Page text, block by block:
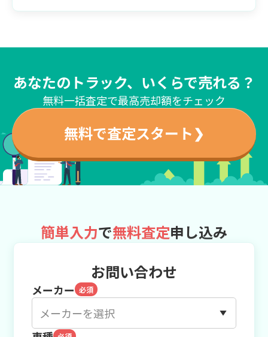
あなたのトラック、いくらで売れる？
無料一括査定で最高売却額をチェック
無料で査定スタート❯
簡単入力で無料査定申し込み
お問い合わせ
メーカー 必須